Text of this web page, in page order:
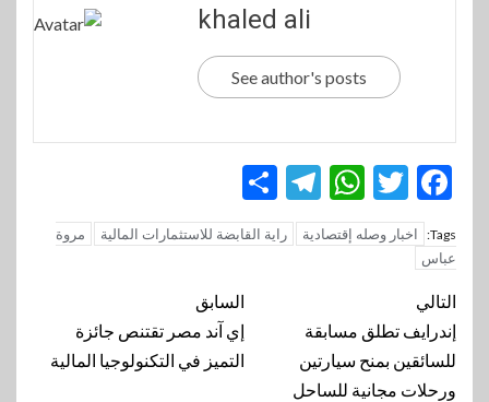
khaled ali
See author's posts
Facebook
Twitter
WhatsApp
Telegram
Tags: اخبار وصله إقتصادية راية القابضة للاستثمارات المالية
مروة
عباس
تنقل
المقالة
السابق
إي آند مصر تقتنص جائزة
التميز في التكنولوجيا المالية
التالي
إندرايف تطلق مسابقة
للسائقين بمنح سيارتين
ورحلات مجانية للساحل